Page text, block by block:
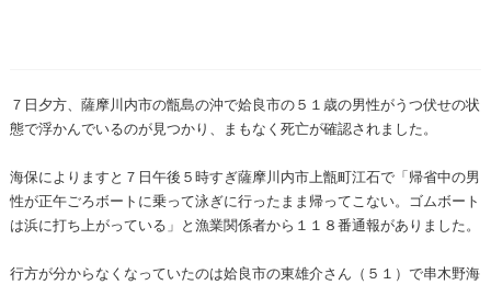
７日夕方、薩摩川内市の甑島の沖で姶良市の５１歳の男性がうつ伏せの状
態で浮かんでいるのが見つかり、まもなく死亡が確認されました。
海保によりますと７日午後５時すぎ薩摩川内市上甑町江石で「帰省中の男
性が正午ごろボートに乗って泳ぎに行ったまま帰ってこない。ゴムボート
は浜に打ち上がっている」と漁業関係者から１１８番通報がありました。
行方が分からなくなっていたのは姶良市の東雄介さん（５１）で串木野海